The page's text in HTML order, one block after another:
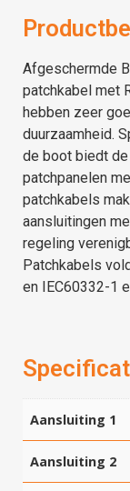
Afgeschermde
patchkabel met
hebben zeer
duurzaamheid.
de boot biedt
patchpanelen
patchkabels
aansluitingen
regeling
Patchkabels
en IEC60332-1
Aansluiting 1
Aansluiting 2